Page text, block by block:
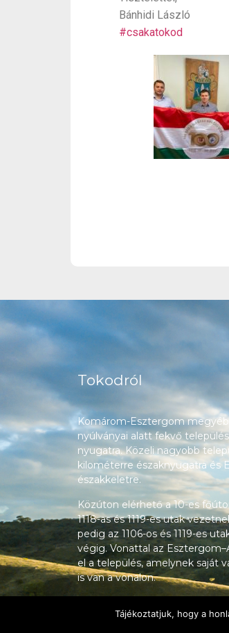
Bánhidi László
#csakatokod
Tokodról
Komárom-Esztergom
nyúlványai alatt fekvő
nyugatra. Közeli nagyobb
kilométerre északnyugatra és
északkeletre.
Közúton elérhető a 10-es
1118-as és 1119-es utak
pedig az 1106-os és 1119-es
végig. Vonattal az
el a település, amelynek saját
is van a vonalon.
Tájékoztatjuk, hogy a